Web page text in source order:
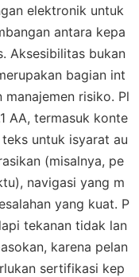
elektronik untuk
antara kepa
Aksesibilitas bukan
bagian int
risiko. Pl
AA, termasuk konte
untuk isyarat au
(misalnya, pe
navigasi yang m
yang kuat. P
tekanan tidak lan
karena pelan
sertifikasi kep